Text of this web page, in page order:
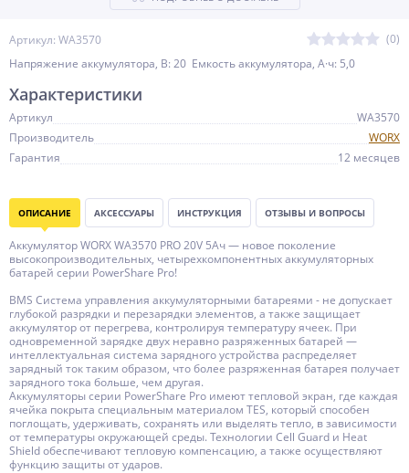
Артикул: WA3570
(0)
Напряжение аккумулятора, В: 20 Емкость аккумулятора, А·ч: 5,0
Характеристики
Артикул
WA3570
Производитель
WORX
Гарантия
12 месяцев
ОПИСАНИЕ АКСЕССУАРЫ ИНСТРУКЦИЯ ОТЗЫВЫ И ВОПРОСЫ
Аккумулятор WORX WA3570 PRO 20V 5Ач — новое поколение
высокопроизводительных, четырехкомпонентных аккумуляторных
батарей серии PowerShare Pro!
BMS Система управления аккумуляторными батареями - не допускает
глубокой разрядки и перезарядки элементов, а также защищает
аккумулятор от перегрева, контролируя температуру ячеек. При
одновременной зарядке двух неравно разряженных батарей —
интеллектуальная система зарядного устройства распределяет
зарядный ток таким образом, что более разряженная батарея получает
зарядного тока больше, чем другая.
Аккумуляторы серии PowerShare Pro имеют тепловой экран, где каждая
ячейка покрыта специальным материалом TES, который способен
поглощать, удерживать, сохранять или выделять тепло, в зависимости
от температуры окружающей среды. Технологии Cell Guard и Heat
Shield обеспечивают тепловую компенсацию, а также осуществляют
функцию защиты от ударов.